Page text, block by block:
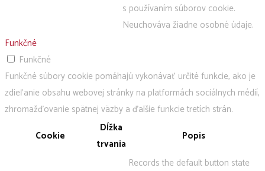
s používaním súborov cookie.
Neuchováva žiadne osobné údaje.
Funkčné
Funkčné
Funkčné súbory cookie pomáhajú vykonávať určité funkcie, ako je
zdieľanie obsahu webovej stránky na platformách sociálnych médií,
zhromažďovanie spätnej väzby a ďalšie funkcie tretích strán.
Cookie
Dĺžka
trvania
Popis
Records the default button state